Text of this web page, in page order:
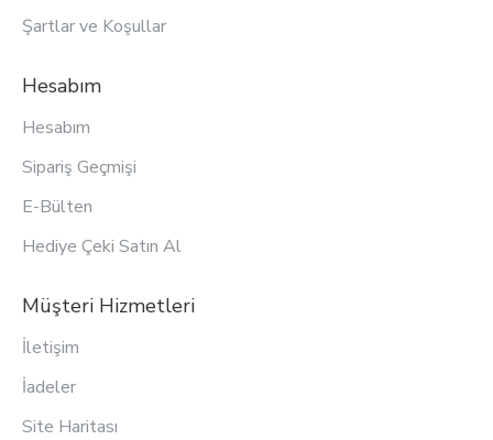
Şartlar ve Koşullar
Hesabım
Hesabım
Sipariş Geçmişi
E-Bülten
Hediye Çeki Satın Al
Müşteri Hizmetleri
İletişim
İadeler
Site Haritası